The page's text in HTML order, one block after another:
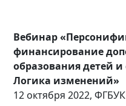
Вебинар
финансирование
образования детей и
Логика изменений»
12 октября 2022,